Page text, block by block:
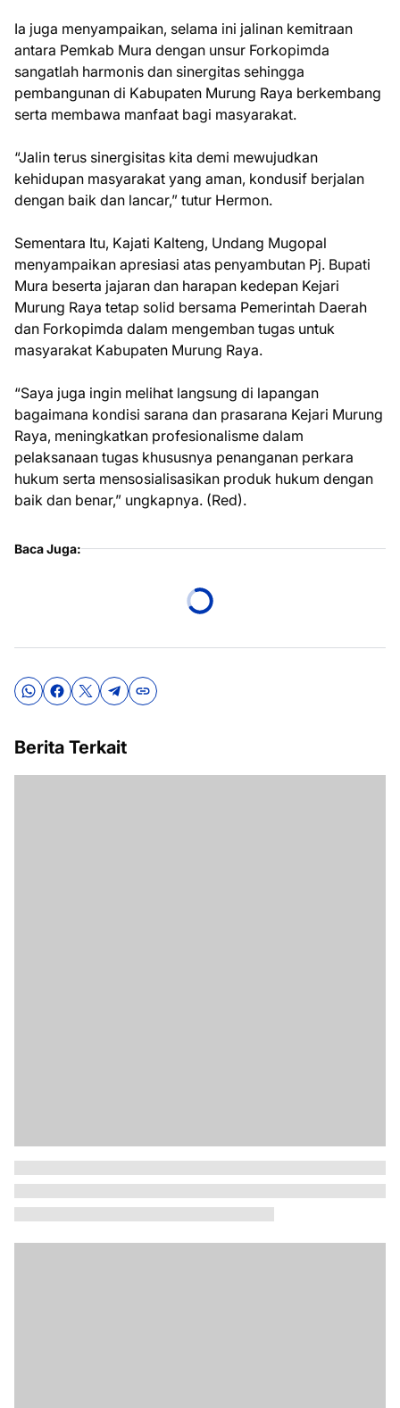
Ia juga menyampaikan, selama ini jalinan kemitraan
antara Pemkab Mura dengan unsur Forkopimda
sangatlah harmonis dan sinergitas sehingga
pembangunan di Kabupaten Murung Raya berkembang
serta membawa manfaat bagi masyarakat.
“Jalin terus sinergisitas kita demi mewujudkan
kehidupan masyarakat yang aman, kondusif berjalan
dengan baik dan lancar,” tutur Hermon.
Sementara Itu, Kajati Kalteng, Undang Mugopal
menyampaikan apresiasi atas penyambutan Pj. Bupati
Mura beserta jajaran dan harapan kedepan Kejari
Murung Raya tetap solid bersama Pemerintah Daerah
dan Forkopimda dalam mengemban tugas untuk
masyarakat Kabupaten Murung Raya.
“Saya juga ingin melihat langsung di lapangan
bagaimana kondisi sarana dan prasarana Kejari Murung
Raya, meningkatkan profesionalisme dalam
pelaksanaan tugas khususnya penanganan perkara
hukum serta mensosialisasikan produk hukum dengan
baik dan benar,” ungkapnya. (Red).
Baca Juga:
Berita Terkait